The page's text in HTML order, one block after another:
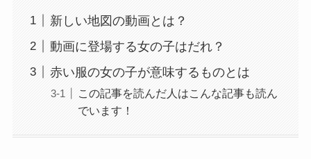
新しい地図の動画とは？
動画に登場する女の子はだれ？
赤い服の女の子が意味するものとは
この記事を読んだ人はこんな記事も読ん
でいます！